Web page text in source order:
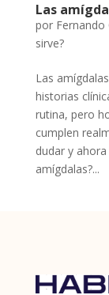
Las
por Fernando
sirve?
Las
historias
rutina, pero
cumplen
dudar y
amígdalas?...